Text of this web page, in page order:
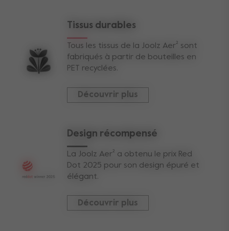
Tissus durables
Tous les tissus de la Joolz Aer² sont
fabriqués à partir de bouteilles en
PET recyclées.
Découvrir plus
Design récompensé
La Joolz Aer² a obtenu le prix Red
Dot 2025 pour son design épuré et
élégant.
Découvrir plus